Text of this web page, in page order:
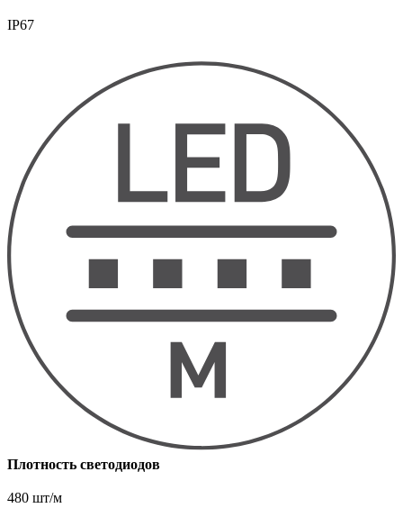
IP67
Плотность светодиодов
480 шт/м